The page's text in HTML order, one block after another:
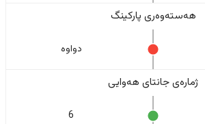
هەستەوەری پارکینگ
دواوە
ژمارەی جانتای هەوایی
6